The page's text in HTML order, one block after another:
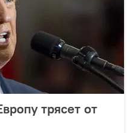
трясет от